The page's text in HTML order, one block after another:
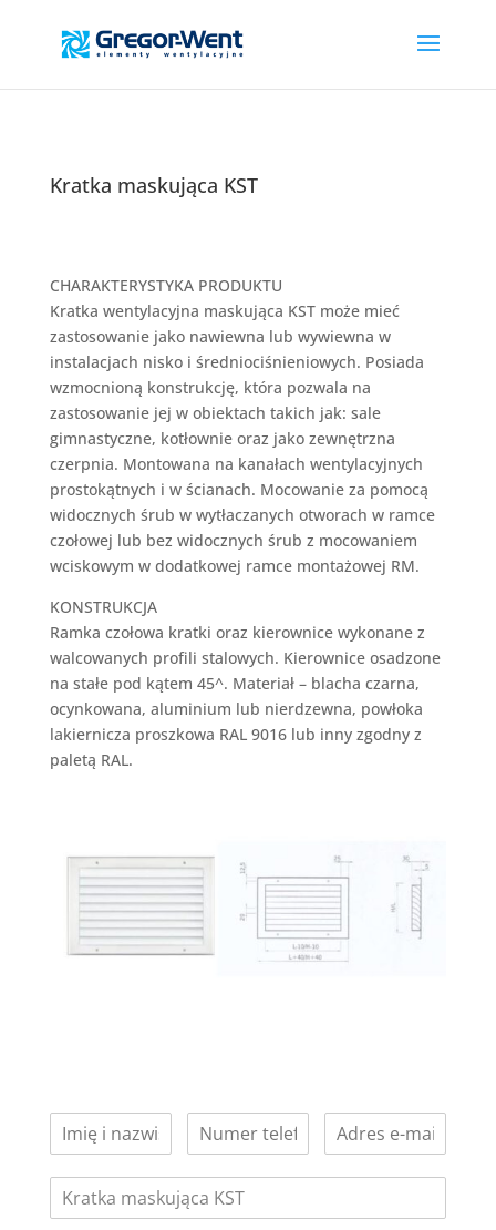
Kratka maskująca KST
CHARAKTERYSTYKA PRODUKTU
Kratka wentylacyjna maskująca KST może mieć
zastosowanie jako nawiewna lub wywiewna w
instalacjach nisko i średniociśnieniowych. Posiada
wzmocnioną konstrukcję, która pozwala na
zastosowanie jej w obiektach takich jak: sale
gimnastyczne, kotłownie oraz jako zewnętrzna
czerpnia. Montowana na kanałach wentylacyjnych
prostokątnych i w ścianach. Mocowanie za pomocą
widocznych śrub w wytłaczanych otworach w ramce
czołowej lub bez widocznych śrub z mocowaniem
wciskowym w dodatkowej ramce montażowej RM.
KONSTRUKCJA
Ramka czołowa kratki oraz kierownice wykonane z
walcowanych profili stalowych. Kierownice osadzone
na stałe pod kątem 45^. Materiał – blacha czarna,
ocynkowana, aluminium lub nierdzewna, powłoka
lakiernicza proszkowa RAL 9016 lub inny zgodny z
paletą RAL.